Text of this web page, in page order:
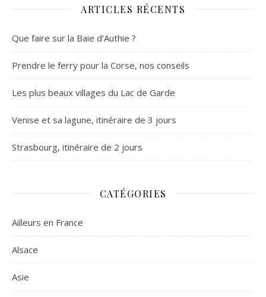
ARTICLES RÉCENTS
Que faire sur la Baie d’Authie ?
Prendre le ferry pour la Corse, nos conseils
Les plus beaux villages du Lac de Garde
Venise et sa lagune, itinéraire de 3 jours
Strasbourg, itinéraire de 2 jours
CATÉGORIES
Ailleurs en France
Alsace
Asie